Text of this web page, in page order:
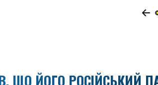
ЩО ЙОГО РОСІЙСЬКИЙ